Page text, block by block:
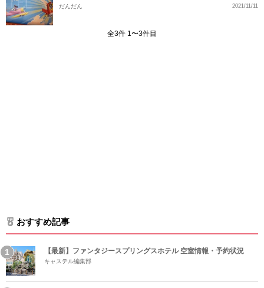
2021/11/11
だんだん
全3件 1〜3件目
おすすめ記事
【最新】ファンタジースプリングスホテル 空室情報・予約状況
キャステル編集部